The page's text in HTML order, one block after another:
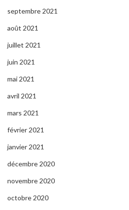
septembre 2021
août 2021
juillet 2021
juin 2021
mai 2021
avril 2021
mars 2021
février 2021
janvier 2021
décembre 2020
novembre 2020
octobre 2020